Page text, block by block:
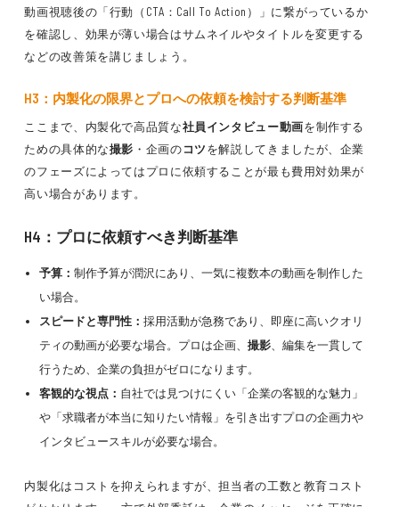
動画視聴後の「行動（CTA：Call To Action）」に繋がっているか
を確認し、効果が薄い場合はサムネイルやタイトルを変更する
などの改善策を講じましょう。
H3：内製化の限界とプロへの依頼を検討する判断基準
ここまで、内製化で高品質な社員インタビュー動画を制作する
ための具体的な撮影 ・企画のコツを解説してきましたが、企業
のフェーズによってはプロに依頼することが最も費用対効果が
高い場合があります。
H4：プロに依頼すべき判断基準
予算： 制作予算が潤沢にあり、一気に複数本の動画を制作した
い場合。
スピードと専門性： 採用活動が急務であり、即座に高いクオリ
ティの動画が必要な場合。プロは企画、 撮影、編集を一貫して
行うため、企業の負担がゼロになります。
客観的な視点： 自社では見つけにくい「企業の客観的な魅力」
や「求職者が本当に知りたい情報」を引き出すプロの企画力や
インタビュースキルが必要な場合。
内製化はコストを抑えられますが、担当者の工数と教育コスト